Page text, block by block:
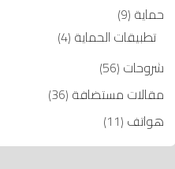
حماية (9)
تطبيقات الحماية (4)
شروحات (56)
مقالات مستضافة (36)
هواتف (11)